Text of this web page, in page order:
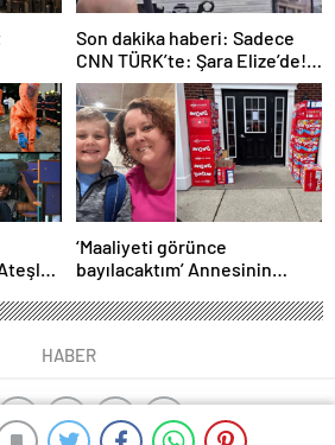
Son dakika haberi: Sadece
CNN TÜRK’te: Şara Elize’de!
Suriye Lideri, Macron ile
görüşüyor
‘Maaliyeti görünce
bayılacaktım’ Annesinin
lolipop aldı
HABER